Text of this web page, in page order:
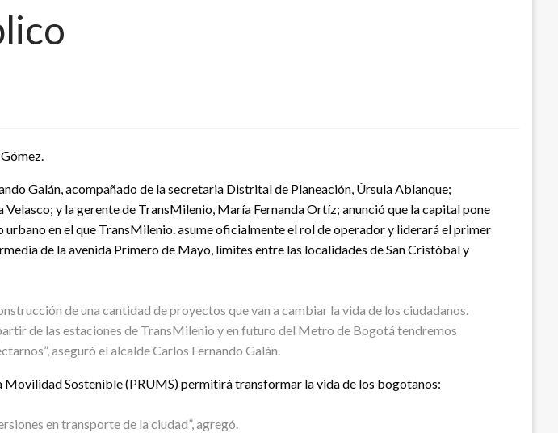
Galán, acompañado de la secretaria Distrital de Planeación, Úrsula Ablanque;
y la gerente de TransMilenio, María Fernanda Ortíz; anunció que la capital pone
urbano en el que TransMilenio. asume oficialmente el rol de operador y liderará el primer
de la avenida Primero de Mayo, límites entre las localidades de San Cristóbal y
de una cantidad de proyectos que van a cambiar la vida de los ciudadanos.
de las estaciones de TransMilenio y en futuro del Metro de Bogotá tendremos
aseguró el alcalde Carlos Fernando Galán.
Sostenible (PRUMS) permitirá transformar la vida de los bogotanos:
en transporte de la ciudad”, agregó.